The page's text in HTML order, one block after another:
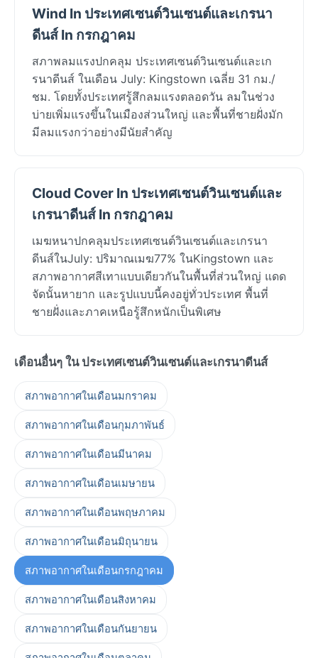
Wind In ประเทศเซนต์วินเซนต์และเกรนา
ดีนส์ In กรกฎาคม
สภาพลมแรงปกคลุม ประเทศเซนต์วินเซนต์และเก
รนาดีนส์ ในเดือน July: Kingstown เฉลี่ย 31 กม./
ชม. โดยทั้งประเทศรู้สึกลมแรงตลอดวัน ลมในช่วง
บ่ายเพิ่มแรงขึ้นในเมืองส่วนใหญ่ และพื้นที่ชายฝั่งมัก
มีลมแรงกว่าอย่างมีนัยสำคัญ
Cloud Cover In ประเทศเซนต์วินเซนต์และ
เกรนาดีนส์ In กรกฎาคม
เมฆหนาปกคลุมประเทศเซนต์วินเซนต์และเกรนา
ดีนส์ในJuly: ปริมาณเมฆ77% ในKingstown และ
สภาพอากาศสีเทาแบบเดียวกันในพื้นที่ส่วนใหญ่ แดด
จัดนั้นหายาก และรูปแบบนี้คงอยู่ทั่วประเทศ พื้นที่
ชายฝั่งและภาคเหนือรู้สึกหนักเป็นพิเศษ
เดือนอื่นๆ ใน ประเทศเซนต์วินเซนต์และเกรนาดีนส์
สภาพอากาศในเดือนมกราคม
สภาพอากาศในเดือนกุมภาพันธ์
สภาพอากาศในเดือนมีนาคม
สภาพอากาศในเดือนเมษายน
สภาพอากาศในเดือนพฤษภาคม
สภาพอากาศในเดือนมิถุนายน
สภาพอากาศในเดือนกรกฎาคม
สภาพอากาศในเดือนสิงหาคม
สภาพอากาศในเดือนกันยายน